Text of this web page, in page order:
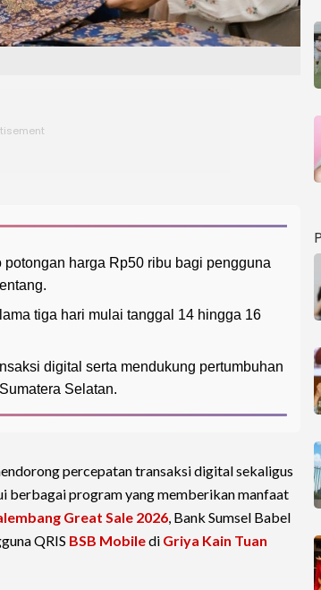
harga Rp50 ribu bagi pengguna
tiga hari mulai tanggal 14 hingga 16
digital serta mendukung pertumbuhan
Selatan.
percepatan transaksi digital sekaligus
berbagai program yang memberikan manfaat
Great Sale 2026, Bank Sumsel Babel
QRIS BSB Mobiledi Griya Kain Tuan